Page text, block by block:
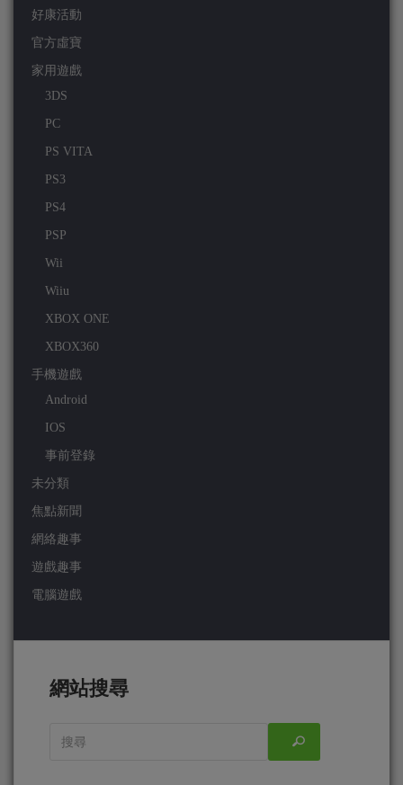
好康活動
官方虛寶
家用遊戲
3DS
PC
PS VITA
PS3
PS4
PSP
Wii
Wiiu
XBOX ONE
XBOX360
手機遊戲
Android
IOS
事前登錄
未分類
焦點新聞
網絡趣事
遊戲趣事
電腦遊戲
網站搜尋